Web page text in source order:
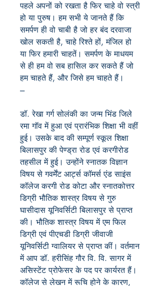
पहले अपनों को रखता है फिर चाहे वो स्त्री
हो या पुरुष। हम सभी ये जानते हैं कि
समर्पण ही वो चाबी है जो हर बंद दरवाजा
खोल सकती है, चाहे रिश्ते हों, मंजिल हो
या फिर हमारी चाहतें। समर्पण के माधयम
से ही हम वो सब हासिल कर सकते हैं जो
हम चाहते हैं, और जिसे हम चाहते हैं।
---
डॉ. रेखा गर्ग सोलंकी का जन्म भिंड जिले
रमा गॉव में हुआ एवं प्रारंभिक शिक्षा भी वहीं
हुई। उसके बाद की सम्पूर्ण स्कूल शिक्षा
बिलासपुर की पेण्ड्रा रोड एवं करगीरोड
तहसील में हुई। उन्होंने स्नातक विज्ञान
विषय से गवर्मेंट आर्ट्स कॉमर्स एंड साइंस
कॉलेज करगी रोड कोटा और स्नातकोत्तर
डिग्री भौतिक शास्त्र विषय से गुरु
घासीदास यूनिवर्सिटी बिलासपुर से प्राप्त
की। भौतिक शास्त्र विषय में एम फिल
डिग्री एवं पीएचडी डिग्री जीवाजी
यूनिवर्सिटी ग्वालियर से प्राप्त कीं। वर्तमान
में आप डॉ. हरीसिंह गौर वि. वि. सागर में
असिस्टेंट प्रोफेसर के पद पर कार्यरत हैं।
कॉलेज से लेखन में रूचि होने के कारण,